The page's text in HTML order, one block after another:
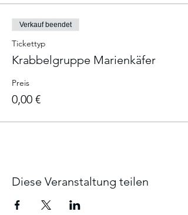
Verkauf beendet
Tickettyp
Krabbelgruppe Marienkäfer
Preis
0,00 €
Diese Veranstaltung teilen